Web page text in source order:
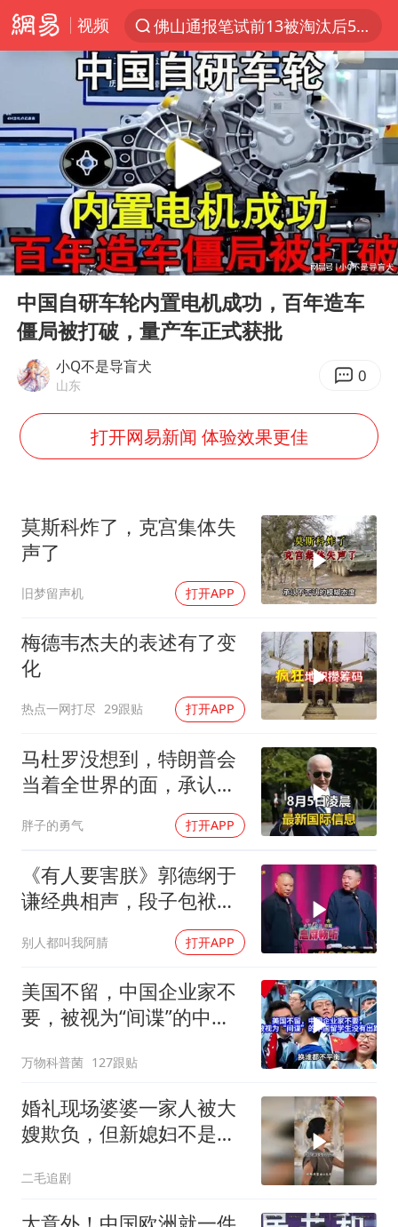
视频
佛山通报笔试前13被淘汰后5名进体检
上半年我国机械工业经济运行稳中有进
四川宜宾市高县发生4.9级地震
A股三大股指收涨
泰国枪击案凶手先杀祖父母后行凶
泰国校园枪击案死亡人数升至7人
“立秋的第一杯奶茶”又爆单了
河南回应带薪错峰休假通知引争议
今日立秋你咬秋了吗
国防部回应日本试射“战斧”导弹
向鹏0-3不敌张本智和
陕西省委书记赶赴柞水县杏坪镇
女孩摆摊卖菌子时收到北大通知书
全球百万人“花钱干农活”
东方之约 相约未来
Play
00:00 26:19
中国自研车轮内置电机成功，百年造车
僵局被打破，量产车正式获批
小Q不是导盲犬
山东 0
打开网易新闻 体验效果更佳
莫斯科炸了，克宫集体失
声了
旧梦留声机 打开APP
梅德韦杰夫的表述有了变
化
热点一网打尽 29跟贴 打开APP
马杜罗没想到，特朗普会
当着全世界的面，承认一
胖子的勇气 打开APP
《有人要害朕》郭德纲于
谦经典相声，段子包袱满
别人都叫我阿腈 打开APP
美国不留，中国企业家不
要，被视为“间谍”的中国
万物科普菌 127跟贴
婚礼现场婆婆一家人被大
嫂欺负，但新媳妇不是好
二毛追剧